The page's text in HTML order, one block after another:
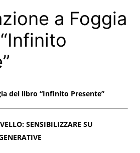
a Foggia
del libro “Infinito Presente”
SENSIBILIZZARE SU